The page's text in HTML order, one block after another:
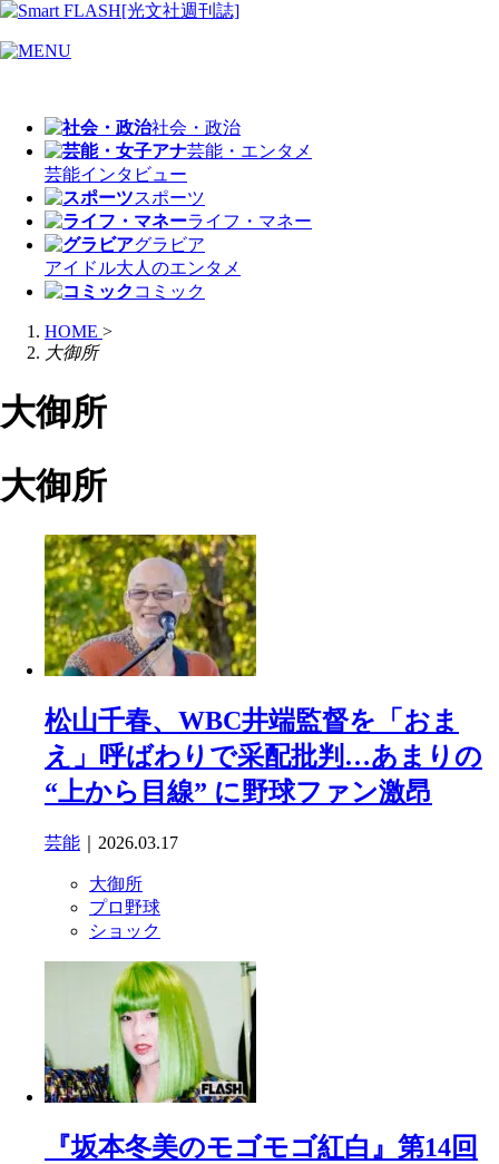
社会・政治
芸能・エンタメ
芸能インタビュー
スポーツ
ライフ・マネー
グラビア
アイドル大人のエンタメ
コミック
HOME >
大御所
大御所
大御所
松山千春、WBC井端監督を「おま
え」呼ばわりで采配批判…あまりの
“上から目線” に野球ファン激昂
芸能 ｜2026.03.17
大御所
プロ野球
ショック
『坂本冬美のモゴモゴ紅白』第14回